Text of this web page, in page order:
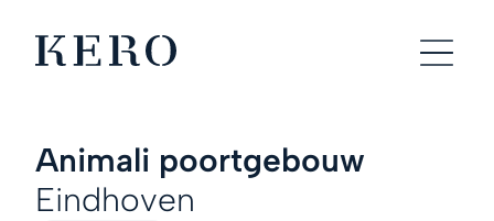
Animali poortgebouw
Eindhoven